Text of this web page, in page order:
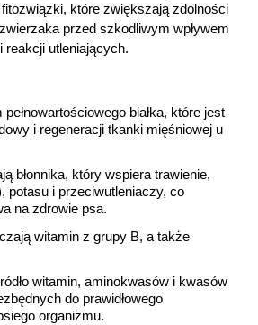
które zwiększają zdolności
przed szkodliwym wpływem
reakcji utleniających.
pełnowartościowego białka, które jest
i regeneracji tkanki mięśniowej u
błonnika, który wspiera trawienie,
potasu i przeciwutleniaczy, co
na zdrowie psa.
witamin z grupy B, a także
witamin, aminokwasów i kwasów
do prawidłowego
organizmu.